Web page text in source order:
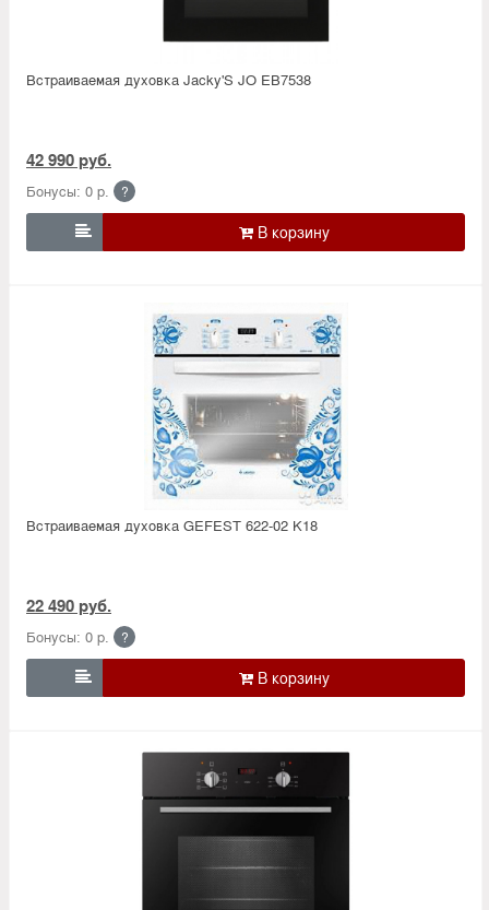
Встраиваемая духовка Jacky'S JO EB7538
42 990 руб.
Бонусы: 0 р. ?

Встраиваемая духовка GEFEST 622-02 K18
22 490 руб.
Бонусы: 0 р. ?
